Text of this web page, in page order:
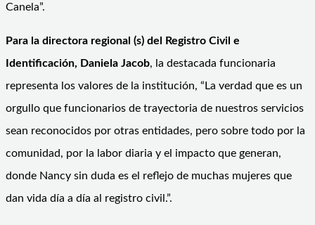
Canela”.
Para la directora regional (s) del Registro Civil e
Identificación, Daniela Jacob, la destacada funcionaria
representa los valores de la institución, “La verdad que es un
orgullo que funcionarios de trayectoria de nuestros servicios
sean reconocidos por otras entidades, pero sobre todo por la
comunidad, por la labor diaria y el impacto que generan,
donde Nancy sin duda es el reflejo de muchas mujeres que
dan vida día a día al registro civil.”.